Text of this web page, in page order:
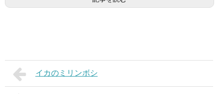
イカのミリンボシ